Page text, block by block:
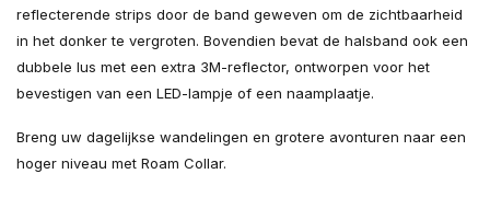
reflecterende strips door de band geweven om de zichtbaarheid
in het donker te vergroten. Bovendien bevat de halsband ook een
dubbele lus met een extra 3M-reflector, ontworpen voor het
bevestigen van een LED-lampje of een naamplaatje.
Breng uw dagelijkse wandelingen en grotere avonturen naar een
hoger niveau met Roam Collar.